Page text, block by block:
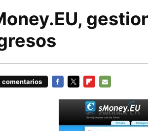
comentarios
MAIL